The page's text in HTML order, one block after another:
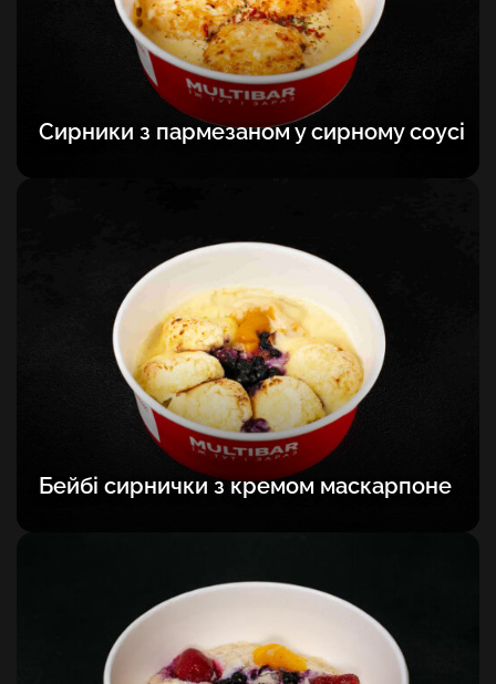
Сирники з пармезаном у сирному соусі
Бейбі сирнички з кремом маскарпоне